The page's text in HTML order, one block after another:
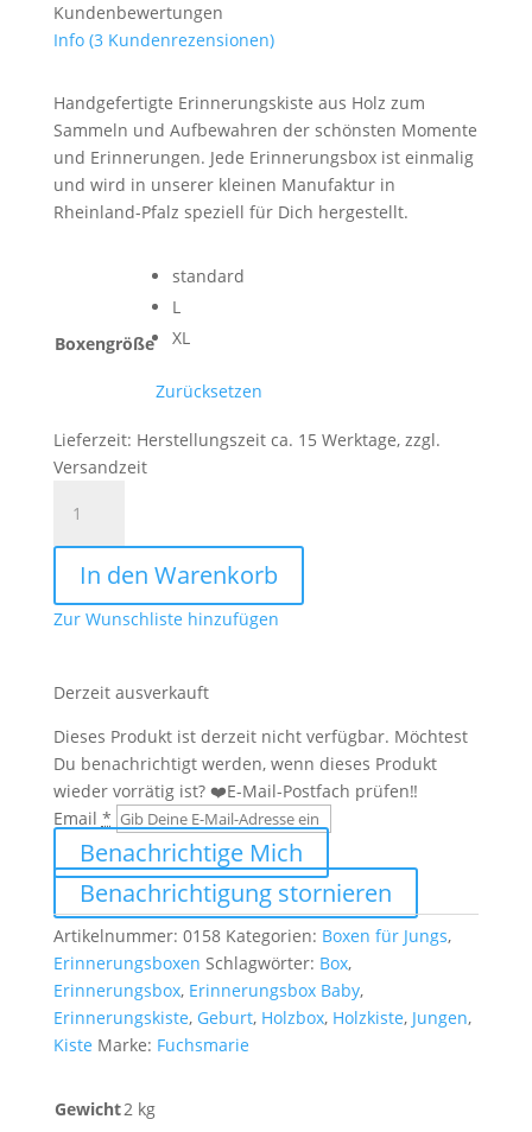
Kundenbewertungen
Info (3Kundenrezensionen)
Handgefertigte Erinnerungskiste aus Holz zum
Sammeln und Aufbewahren der schönsten Momente
und Erinnerungen. Jede Erinnerungsbox ist einmalig
und wird in unserer kleinen Manufaktur in
Rheinland-Pfalz speziell für Dich hergestellt.
Boxengröße
standard
L
XL
Zurücksetzen
Lieferzeit: Herstellungszeit ca. 15 Werktage, zzgl.
Versandzeit
Erinnerungsbox
Holzkiste
Elefant
In den Warenkorb
Zur Wunschliste hinzufügen
Derzeit ausverkauft
Dieses Produkt ist derzeit nicht verfügbar. Möchtest
Du benachrichtigt werden, wenn dieses Produkt
wieder vorrätig ist? ❤️E-Mail-Postfach prüfen‼️
Email *
Benachrichtige Mich
Benachrichtigung stornieren
Artikelnummer: 0158 Kategorien: Boxen für Jungs,
Erinnerungsboxen Schlagwörter: Box,
Erinnerungsbox, Erinnerungsbox Baby,
Erinnerungskiste, Geburt, Holzbox, Holzkiste, Jungen,
Kiste Marke: Fuchsmarie
Gewicht2 kg